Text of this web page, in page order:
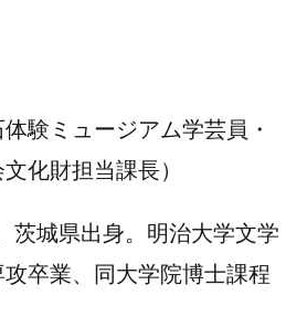
体験ミュージアム学芸員・
化財担当課長）
城県出身。明治大学文学
卒業、同大学院博士課程